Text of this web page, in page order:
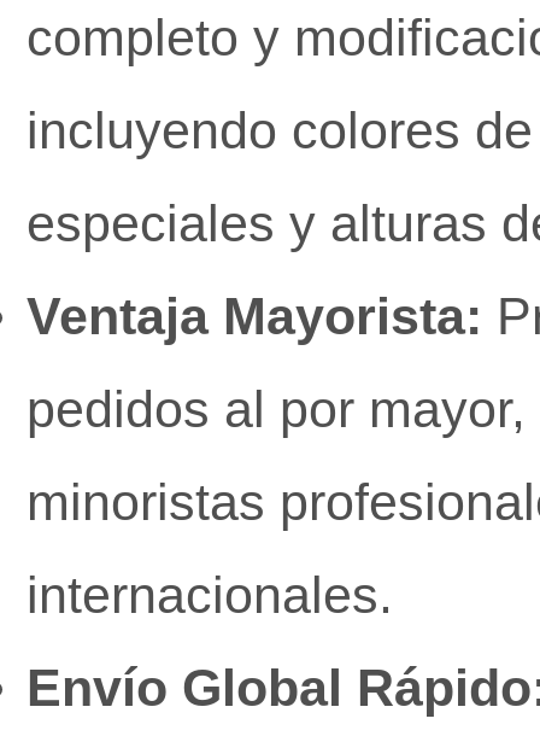
completo y
incluyendo colores
especiales y alturas
Ventaja Mayorista:
pedidos al por
minoristas
internacionales.
Envío Global